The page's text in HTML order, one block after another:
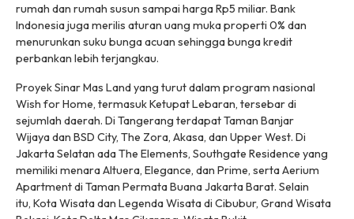
rumah dan rumah susun sampai harga Rp5 miliar. Bank
Indonesia juga merilis aturan uang muka properti 0% dan
menurunkan suku bunga acuan sehingga bunga kredit
perbankan lebih terjangkau.
Proyek Sinar Mas Land yang turut dalam program nasional
Wish for Home, termasuk Ketupat Lebaran, tersebar di
sejumlah daerah. Di Tangerang terdapat Taman Banjar
Wijaya dan BSD City, The Zora, Akasa, dan Upper West. Di
Jakarta Selatan ada The Elements, Southgate Residence yang
memiliki menara Altuera, Elegance, dan Prime, serta Aerium
Apartment di Taman Permata Buana Jakarta Barat. Selain
itu, Kota Wisata dan Legenda Wisata di Cibubur​, Grand Wisata